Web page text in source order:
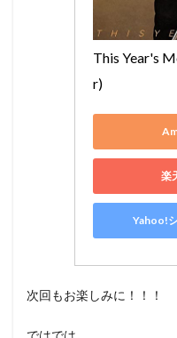
This Year's
r)
楽
Yahoo!
次回もお楽しみに！！！
ではでは。